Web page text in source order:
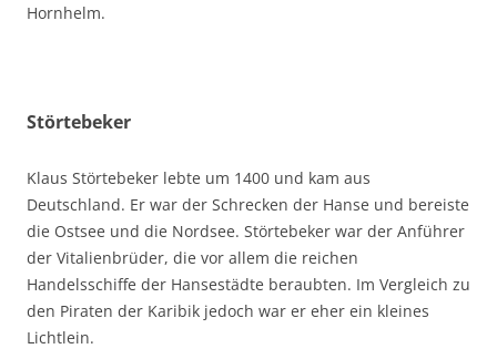
Hornhelm.
Störtebeker
Klaus Störtebeker lebte um 1400 und kam aus
Deutschland. Er war der Schrecken der Hanse und bereiste
die Ostsee und die Nordsee. Störtebeker war der Anführer
der Vitalienbrüder, die vor allem die reichen
Handelsschiffe der Hansestädte beraubten. Im Vergleich zu
den Piraten der Karibik jedoch war er eher ein kleines
Lichtlein.